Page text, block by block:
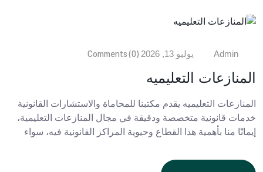
Admin يوليو 13, 2026 Comments (0)
المنازعات التعليميه
المنازعات التعليميه يقدم مكتبنا للمحاماة والاستشارات القانونية
خدمات قانونية متخصصة ودقيقة في مجال المنازعات التعليمية،
إيمانًا منا بأهمية هذا القطاع وحيوية المراكز القانونية فيه، سواء